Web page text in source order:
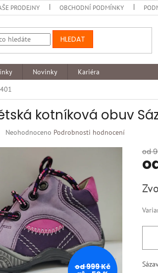
PRODEJNY OBCHODNÍ PODMÍNKY
HLEDAT
Novinky
Kariéra
kotníková obuv
Průměrné
hvězdiček.
Neohodnoceno Podrobnosti hodnocení
od 999 Kč
od